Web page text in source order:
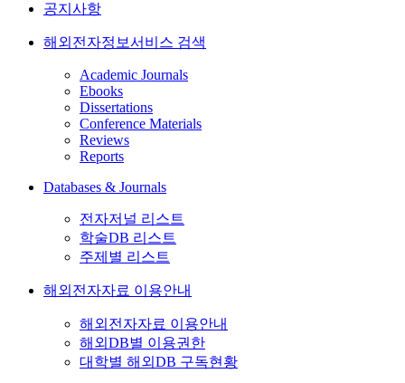
공지사항
해외전자정보서비스 검색
Academic Journals
Ebooks
Dissertations
Conference Materials
Reviews
Reports
Databases & Journals
전자저널 리스트
학술DB 리스트
주제별 리스트
해외전자자료 이용안내
해외전자자료 이용안내
해외DB별 이용권한
대학별 해외DB 구독현황